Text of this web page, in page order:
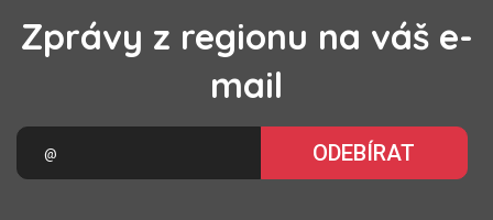
Zprávy z regionu na váš e-
mail
ODEBÍRAT